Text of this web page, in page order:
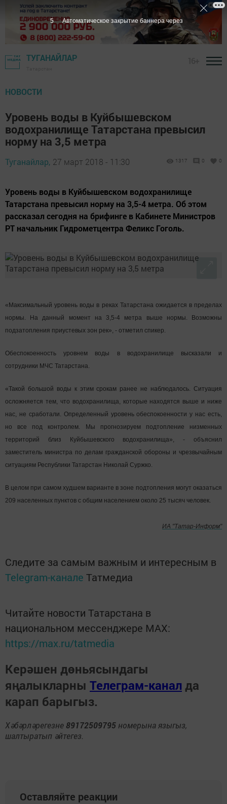
ТУГАНАЙЛАР
НОВОСТИ
Уровень воды в Куйбышевском
водохранилище Татарстана превысил
норму на 3,5 метра
Туганайлар, 27 март 2018 - 11:30 1317 0 0
Уровень воды в Куйбышевском водохранилище
Татарстана превысил норму на 3,5-4 метра. Об этом
рассказал сегодня на брифинге в Кабинете Министров
РТ начальник Гидрометцентра Феликс Гоголь.
«Максимальный уровень воды в реках Татарстана ожидается в пределах
нормы. На данный момент на 3,5-4 метра выше нормы. Возможны
подзатопления приустевых зон рек», - отметил спикер.
Обеспокоенность уровнем воды в водохранилище высказали и
сотрудники МЧС Татарстана.
«Такой большой воды к этим срокам ранее не наблюдалось. Ситуация
осложняется тем, что водохранилища, которые находятся выше и ниже
нас, не сработали. Определенный уровень обеспокоенности у нас есть,
но все под контролем. Мы прогнозируем подтопление низменных
территорий близ Куйбышевского водохранилища», - объяснил
заместитель министра по делам гражданской обороны и чрезвычайным
ситуациям Республики Татарстан Николай Суржко.
В целом при самом худшем варианте в зоне подтопления могут оказаться
209 населенных пунктов с общим населением около 25 тысяч человек.
ИА "Татар-Информ"
Следите за самым важным и интересным в
Telegram-канале Татмедиа
Читайте новости Татарстана в
национальном мессенджере MАХ:
https://max.ru/tatmedia
Керәшен дөньясындагы
яңалыкларны Телеграм-канал да
карап барыгыз.
Хәбәрләрегезне 89172509795 номерына языгыз,
шалтыратып әйтегез.
Оставляйте реакции
4 Автоматическое закрытие баннера через